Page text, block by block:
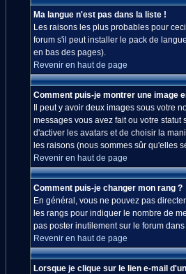
Ma langue n'est pas dans la liste !
Les raisons les plus probables pour
forum s'il peut installer le pack de
en bas des pages).
Revenir en haut de page
Comment puis-je montrer une image
Il peut y avoir deux images sous votre
messages vous avez fait ou votre
d'activer les avatars et de choisir la
les raisons (nous sommes sûr qu'elles
Revenir en haut de page
Comment puis-je changer mon rang ?
En général, vous ne pouvez pas
les rangs pour indiquer le nombre de
pas poster inutilement sur le forum
Revenir en haut de page
Lorsque je clique sur le lien e-mail